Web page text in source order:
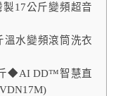
製17公斤變頻超音
溫水變頻滾筒洗衣
斤◆AI DD™智慧直